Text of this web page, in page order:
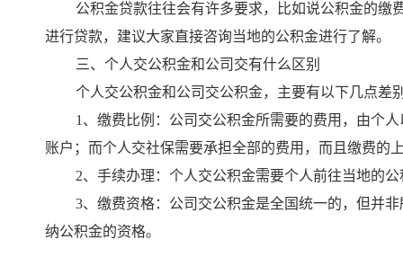
公积金贷款往往会有许多要求，比如说公积金的缴
进行贷款，建议大家直接咨询当地的公积金进行了解。
三、个人交公积金和公司交有什么区别
个人交公积金和公司交公积金，主要有以下几点差
1、缴费比例：公司交公积金所需要的费用，由个
账户；而个人交社保需要承担全部的费用，而且缴费的
2、手续办理：个人交公积金需要个人前往当地的
3、缴费资格：公司交公积金是全国统一的，但并
纳公积金的资格。